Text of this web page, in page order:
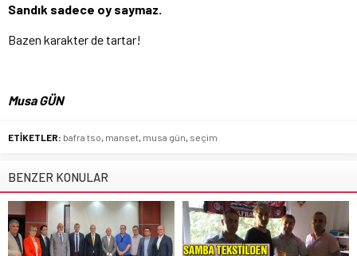
Sandık sadece oy saymaz.
Bazen karakter de tartar!
Musa GÜN
ETİKETLER: bafra tso manset musa gün seçim
BENZER KONULAR